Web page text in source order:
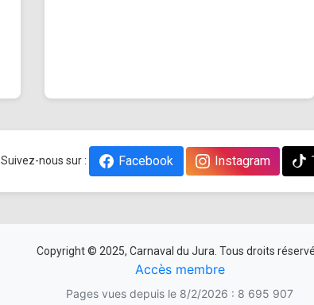
Suivez-nous sur : Facebook Instagram
Copyright © 2025, Carnaval du Jura. Tous droits
Accès membre
Pages vues depuis le 8/2/2026 : 8 695 907